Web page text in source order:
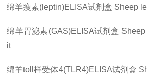
绵羊瘦素(leptin)ELISA试剂盒 Sheep
绵羊胃泌素(GAS)ELISA试剂盒
it
绵羊toll样受体4(TLR4)ELISA试剂盒